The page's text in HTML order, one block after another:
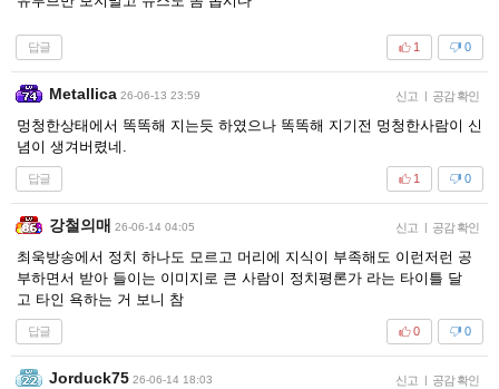
답글 0
1
Metallica 26-06-13 23:59 신고 | 공감 확인
멍청한상태에서 똑똑해 지는듯 하였으나 똑똑해 지기전 멍청한사람이 신
념이 생겨버렸네.
답글 0
1
강철의매 26-06-14 04:05 신고 | 공감 확인
최욱방송에서 정치 하나도 모르고 머리에 지식이 부족해도 이런저런 공
부하면서 받아 들이는 이미지로 큰 사람이 정치평론가 라는 타이틀 달
고 타인 욕하는 거 보니 참
답글 0
0
Jorduck75 26-06-14 18:03 신고 | 공감 확인